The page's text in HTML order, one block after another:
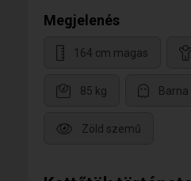
Megjelenés
164 cm magas
85 kg Barna
Zöld szemű